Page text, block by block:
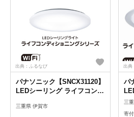
出典：ふるなび
パナソニック【SNCX31120】
LEDシーリング ライフコンデ
8畳用）【senk0008】
三重県 伊賀市
出典
パ
ィ
三
寄